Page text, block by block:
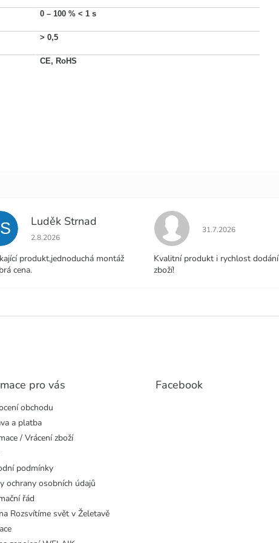
0 – 100 %< 1 s
>0,5
CE, RoHS
Luděk Strnad
Hodnocení obchodu je 5 z 5 hvězdiček.
2.8.2026
produkt,jednoduchá montáž
cena.
Hodnocení
31.7.2026
Kvalitní produkt i rychlost dodání
zboží!
pro vás
obchodu
a platba
/ Vrácení zboží
podmínky
ochrany osobních údajů
řád
Rozsvítíme svět v Želetavě
Facebook